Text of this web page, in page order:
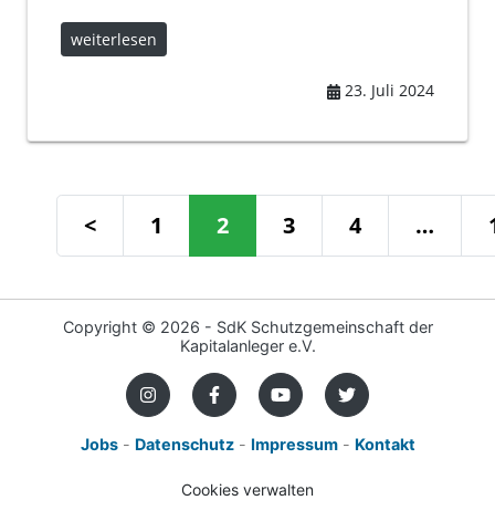
weiterlesen
23. Juli 2024
< 1 2 3 4 …
Copyright © 2026 - SdK Schutzgemeinschaft der
Kapitalanleger e.V.
Jobs- Datenschutz- Impressum- Kontakt
Cookies verwalten